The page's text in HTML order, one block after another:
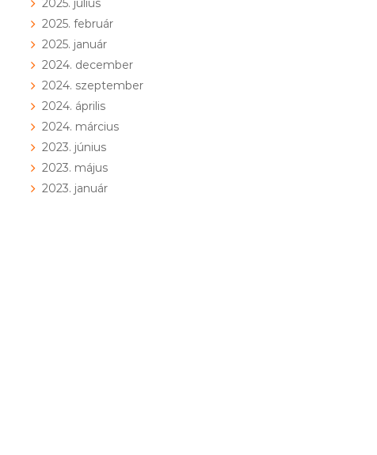
2025. július
2025. február
2025. január
2024. december
2024. szeptember
2024. április
2024. március
2023. június
2023. május
2023. január